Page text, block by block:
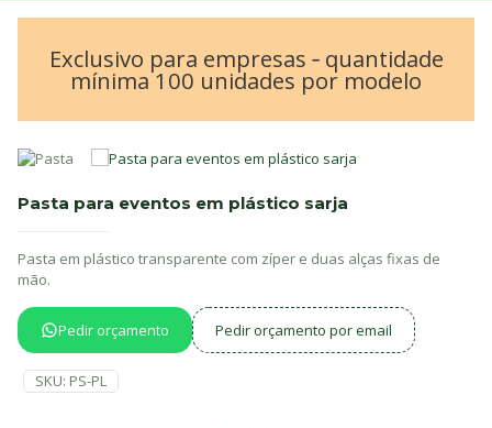
Exclusivo para empresas ‐ quantidade
mínima 100 unidades por modelo
Pasta para eventos em plástico sarja
Pasta em plástico transparente com zíper e duas alças fixas de
mão.
Pedir orçamento Pedir orçamento por email
SKU: PS-PL